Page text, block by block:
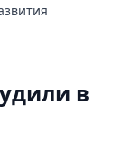
в